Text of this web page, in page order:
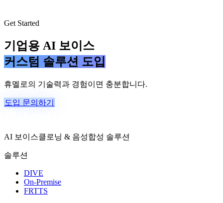
Get Started
기업용 AI 보이스
커스텀 솔루션 도입
휴멜로의 기술력과 경험이면 충분합니다.
도입 문의하기
AI 보이스클로닝 & 음성합성 솔루션
솔루션
DIVE
On-Premise
FRTTS